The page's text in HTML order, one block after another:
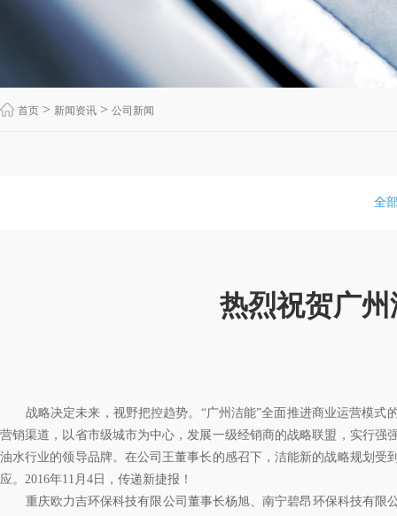
首页 > 新闻资讯 > 公司新闻
全
热烈祝贺广
战略决定未来，视野把控趋势。“广州洁能”全面推进商业运营模式
营销渠道，以省市级城市为中心，发展一级经销商的战略联盟，实行强
油水行业的领导品牌。在公司王董事长的感召下，洁能新的战略规划受
应。2016年11月4日，传递新捷报！
重庆欧力吉环保科技有限公司董事长杨旭、南宁碧昂环保科技有限